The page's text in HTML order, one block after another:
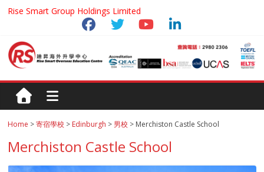
Rise Smart Group Holdings Limited
Home >寄宿學校 > Edinburgh > 男校 > Merchiston Castle School
Merchiston Castle School